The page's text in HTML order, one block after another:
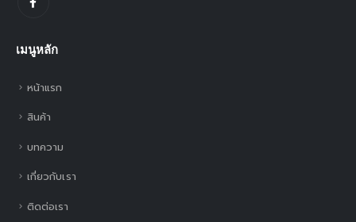
เมนูหลัก
หน้าแรก
สินค้า
บทความ
เกี่ยวกับเรา
ติดต่อเรา